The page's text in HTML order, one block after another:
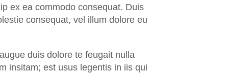
ex ea commodo consequat. Duis
consequat, vel illum dolore eu
duis dolore te feugait nulla
insitam; est usus legentis in iis qui